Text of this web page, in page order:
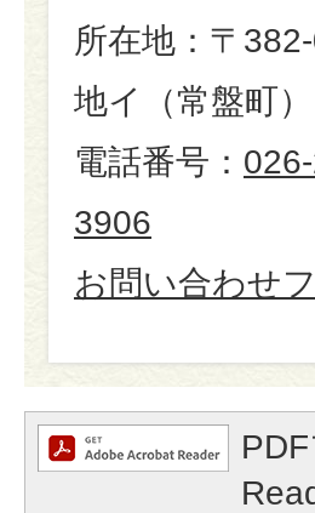
所在地：〒
地イ（常盤町）
電話番号：
3906
お問い合わせ